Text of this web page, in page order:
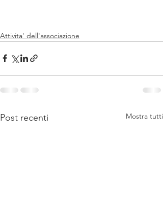
Attivita' dell'associazione
Post recenti Mostra tutti